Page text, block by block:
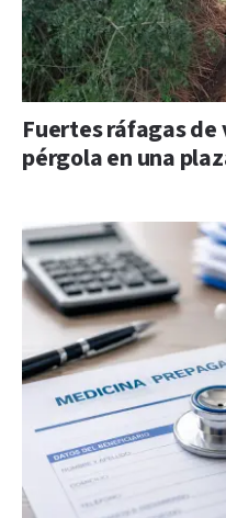
Fuertes ráfagas
pérgola en una